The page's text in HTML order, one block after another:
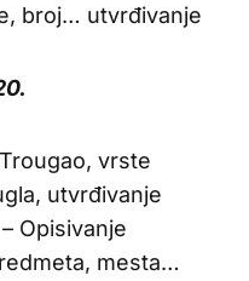
broj… utvrđivanje
vrste
utvrđivanje
Opisivanje
mesta…